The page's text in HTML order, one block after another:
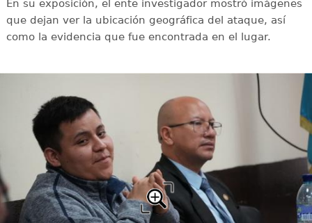
En su exposición, el ente investigador mostró imágenes
que dejan ver la ubicación geográfica del ataque, así
como la evidencia que fue encontrada en el lugar.